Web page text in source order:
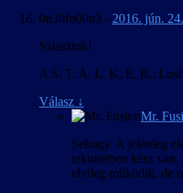
0n30fn00n3 - 2016. jún.
Sziasztok!
A S. T. A. L. K. E. R.: Lost
Válasz ↓
Mr.
Sehogy. A jelenleg
tekintetben kész van,
elvileg működik, de